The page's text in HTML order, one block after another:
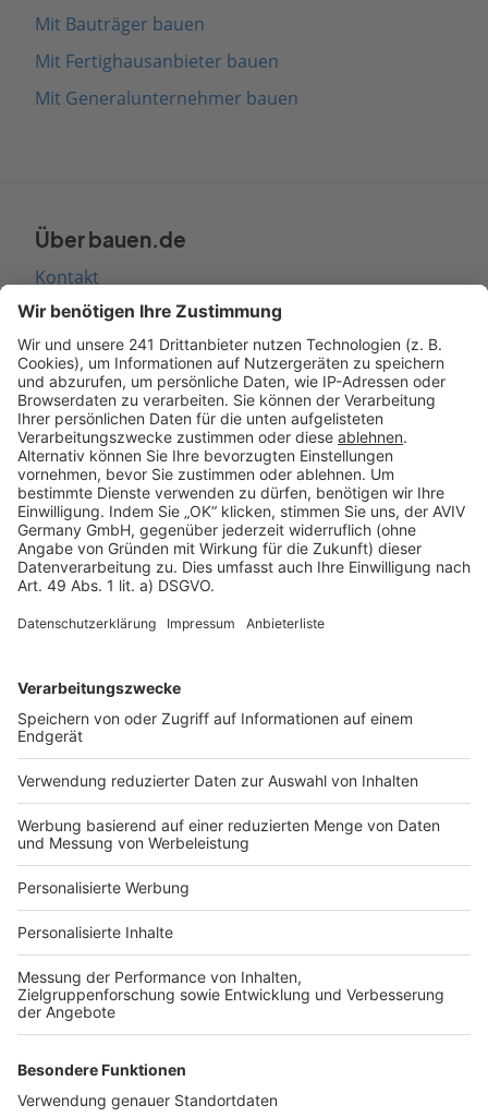
Mit Bauträger bauen
Mit Fertighausanbieter bauen
Mit Generalunternehmer bauen
Über bauen.de
Kontakt
Seitenaufbau
Barrierefreiheit
Cookie Einstellungen
Rechtliches
AGB-Übersicht
Datenschutz
Impressum
Services
Bauprojekt-Quiz
Häuser-Suche
Hausanbieter-Suche
Bauprojekt-Profil
Für Unternehmen
Ihre Baufirma auf bauen.de
Kostenloses Infogespräch